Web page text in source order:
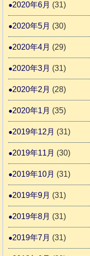
2020年6月 (31)
2020年5月 (30)
2020年4月 (29)
2020年3月 (31)
2020年2月 (28)
2020年1月 (35)
2019年12月 (31)
2019年11月 (30)
2019年10月 (31)
2019年9月 (31)
2019年8月 (31)
2019年7月 (31)